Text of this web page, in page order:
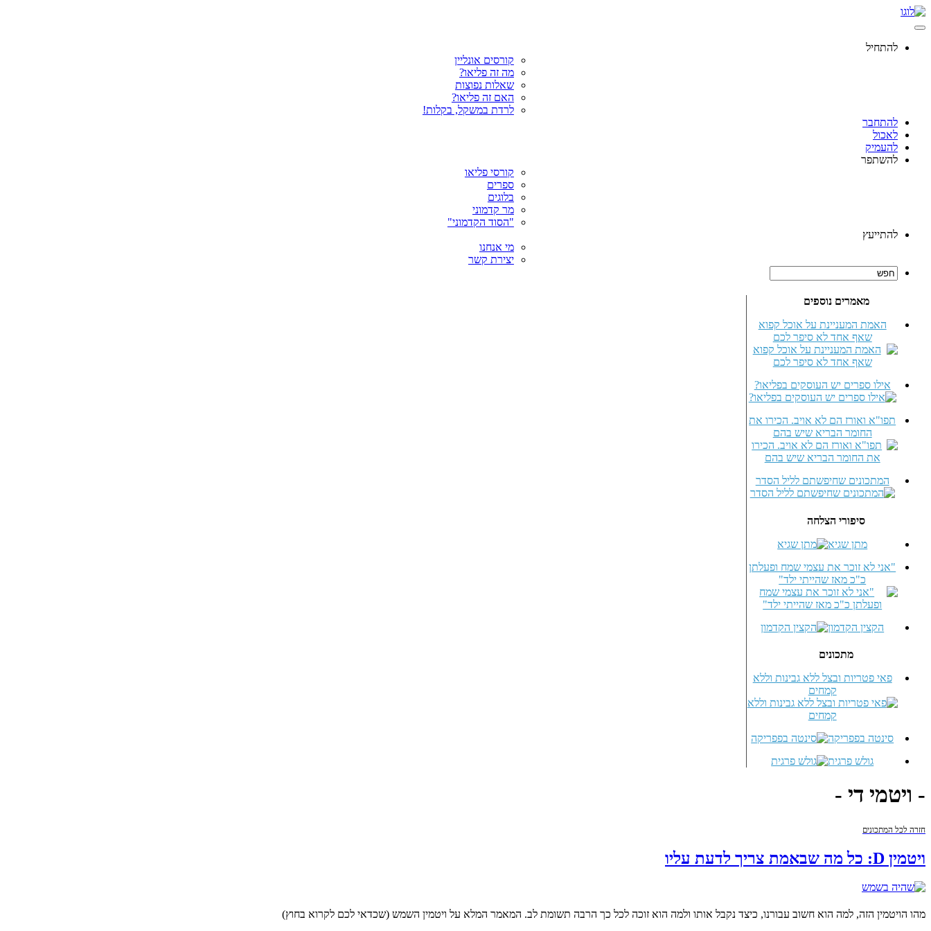
להתחיל
קורסים אונליין
מה זה פליאו?
שאלות נפוצות
האם זה פליאו?
לרדת במשקל, בקלות!
להתחבר
לאכול
להעמיק
להשתפר
קורסי פליאו
ספרים
בלוגים
מר קדמוני
"הסוד הקדמוני"
להתייעץ
מי אנחנו
יצירת קשר
מאמרים נוספים
האמת המעניינת על אוכל קפוא
שאף אחד לא סיפר לכם
אילו ספרים יש העוסקים בפליאו?
תפו"א ואורז הם לא אויב. הכירו את
החומר הבריא שיש בהם
המתכונים שחיפשתם לליל הסדר
סיפורי הצלחה
מתן שגיא
"אני לא זוכר את עצמי שמח ופעלתן
כ"כ מאז שהייתי ילד"
הקצין הקדמון
מתכונים
פאי פטריות ובצל ללא גבינות וללא
קמחים
סינטה בפפריקה
גולש פרגית
- ויטמי די -
חזרה לכל המתכונים
ויטמין D: כל מה שבאמת צריך לדעת עליו
מהו הויטמין הזה, למה הוא חשוב עבורנו, כיצד נקבל אותו ולמה הוא זוכה לכל כך הרבה תשומת לב. המאמר המלא על ויטמין השמש (שכדאי לכם לקרוא בחוץ)